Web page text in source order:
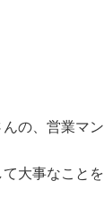
の、営業マン
大事なこと